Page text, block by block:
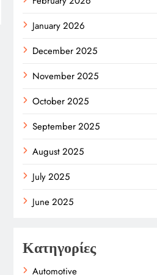
January 2026
December 2025
November 2025
October 2025
September 2025
August 2025
July 2025
June 2025
Κατηγορίες
Automotive